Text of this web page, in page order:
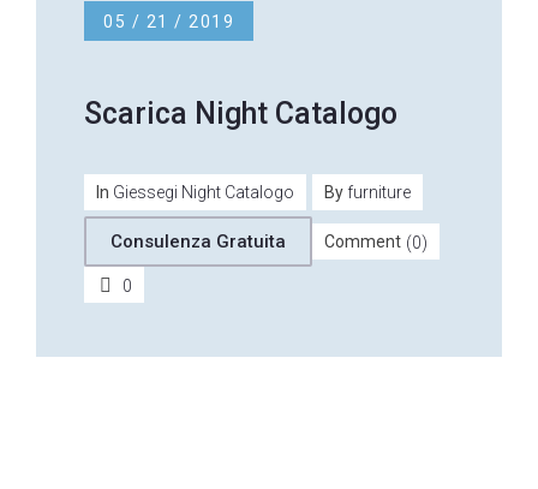
05 / 21 / 2019
Scarica Night Catalogo
In Giessegi Night Catalogo By furniture
Consulenza Gratuita Comment (0)
0